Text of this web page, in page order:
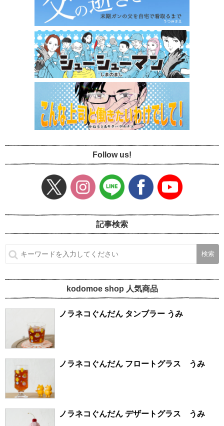
Follow us!
記事検索
kodomoe shop 人気商品
ノラネコぐんだん タンブラー うみ
ノラネコぐんだん フロートグラス うみ
ノラネコぐんだん デザートグラス うみ